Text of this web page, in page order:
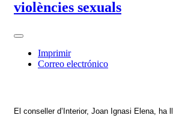
violències sexuals
Imprimir
Correo electrónico
El conseller d’Interior, Joan Ignasi Elena, ha